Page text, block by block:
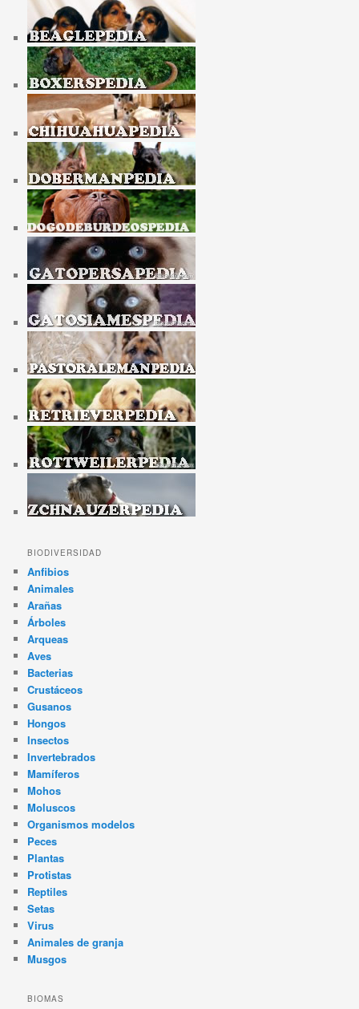
BIODIVERSIDAD
Anfibios
Animales
Arañas
Árboles
Arqueas
Aves
Bacterias
Crustáceos
Gusanos
Hongos
Insectos
Invertebrados
Mamíferos
Mohos
Moluscos
Organismos modelos
Peces
Plantas
Protistas
Reptiles
Setas
Virus
Animales de granja
Musgos
BIOMAS